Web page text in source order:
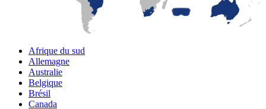
Afrique du sud
Allemagne
Australie
Belgique
Brésil
Canada